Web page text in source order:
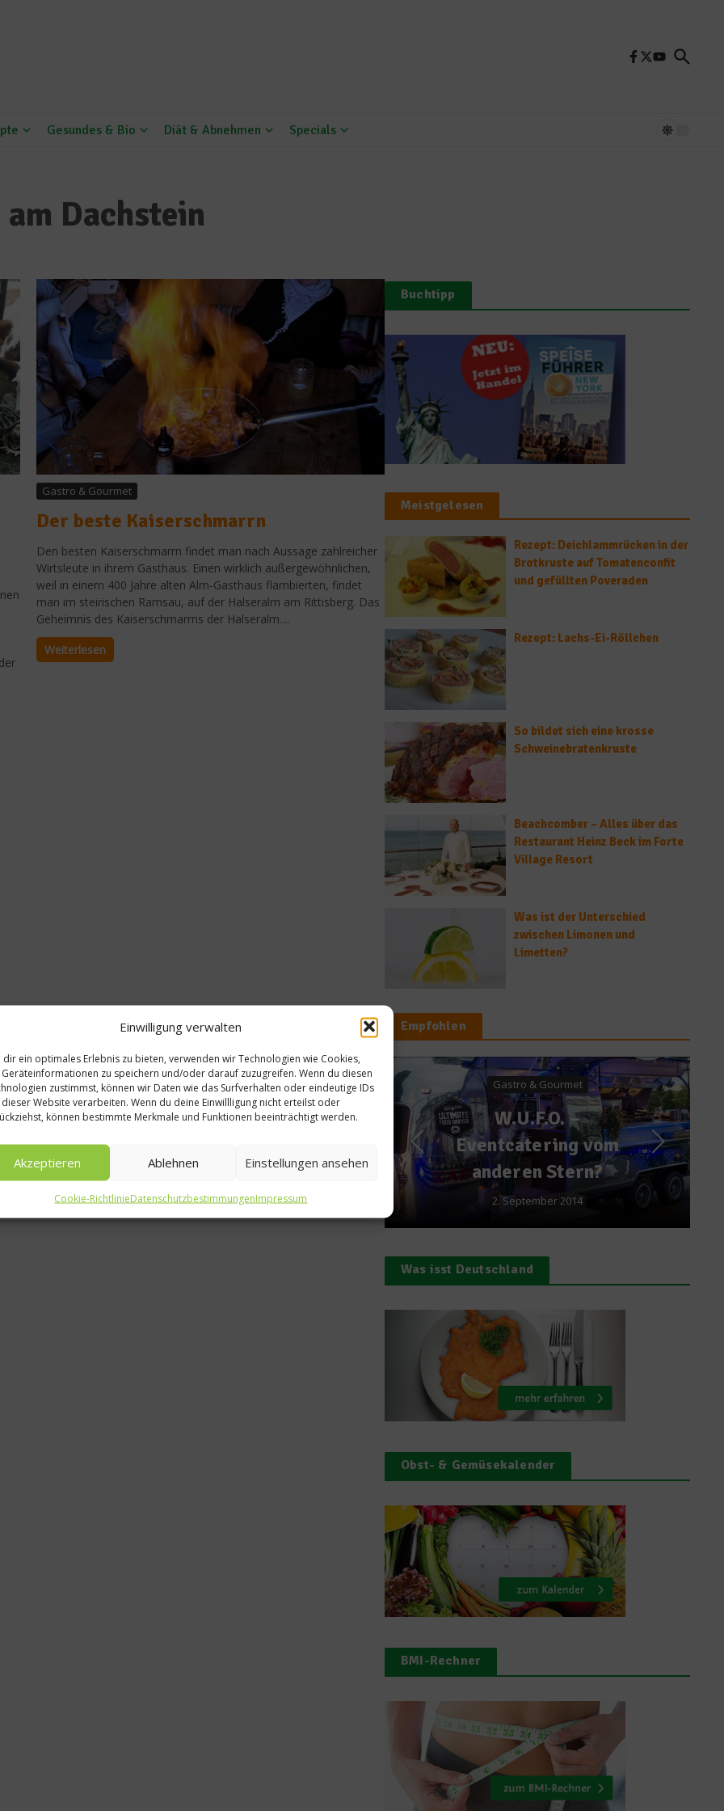
Einwilligung verwalten
dir ein optimales Erlebnis zu bieten, verwenden wir Technologien wie Cookies,
Geräteinformationen zu speichern und/oder darauf zuzugreifen. Wenn du diesen
zustimmst, können wir Daten wie das Surfverhalten oder eindeutige IDs
dieser Website verarbeiten. Wenn du deine Einwillligung nicht erteilst oder
können bestimmte Merkmale und Funktionen beeinträchtigt werden.
Akzeptieren Ablehnen Einstellungen ansehen
Cookie-RichtlinieDatenschutzbestimmungenImpressum
Gesundes & Bio Diät & Abnehmen Specials
Dachstein
Gastro & Gourmet
Der beste Kaiserschmarrn
Den besten Kaiserschmarrn findet man nach Aussage zahlreicher
Wirtsleute in ihrem Gasthaus. Einen wirklich außergewöhnlichen,
weil in einem 400 Jahre alten Alm-Gasthaus flambierten, findet
man im steirischen Ramsau, auf der Halseralm am Rittisberg. Das
Geheimnis des Kaiserschmarrns der Halseralm....
Weiterlesen
Buchtipp
Meistgelesen
Rezept: Deichlammrücken in der
Brotkruste auf Tomatenconfit
und gefüllten Poveraden
Rezept: Lachs-Ei-Röllchen
So bildet sich eine krosse
Schweinebratenkruste
Beachcomber – Alles über das
Restaurant Heinz Beck im Forte
Village Resort
Was ist der Unterschied
zwischen Limonen und
Limetten?
Empfohlen
Gastro & Gourmet
W.U.F.O. –
Eventcatering vom
anderen Stern?
2. September 2014
News
Koch des Jahres –
nächsten Finalisten
stehen fest
28. April 2015
Was isst Deutschland
Obst- & Gemüsekalender
BMI-Rechner